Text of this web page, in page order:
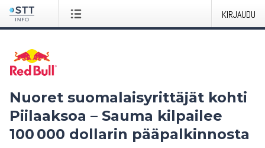
KIRJAUDU
Nuoret suomalaisyrittäjät kohti
Piilaaksoa – Sauma kilpailee
100 000 dollarin pääpalkinnosta